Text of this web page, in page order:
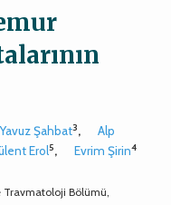
Yavuz Şahbat3,
Alp
Erol5, Evrim Şirin4
Bölümü,